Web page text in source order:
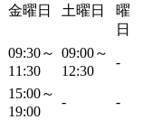
金曜日 土曜日
曜
日
09:30～
11:30
09:00～
12:30
-
15:00～
19:00
- -